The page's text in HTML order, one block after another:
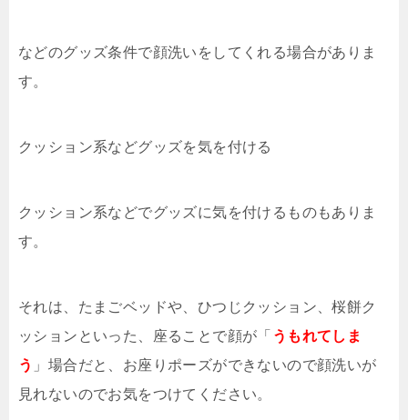
などのグッズ条件で顔洗いをしてくれる場合がありま
す。
クッション系などグッズを気を付ける
クッション系などでグッズに気を付けるものもありま
す。
それは、たまごベッドや、ひつじクッション、桜餅ク
ッションといった、座ることで顔が「 うもれてしま
う 」場合だと、お座りポーズができないので顔洗いが
見れないのでお気をつけてください。